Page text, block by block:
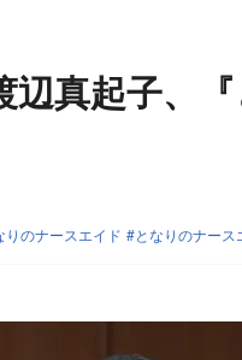
辺真起子、
りのナースエイド となりのナー